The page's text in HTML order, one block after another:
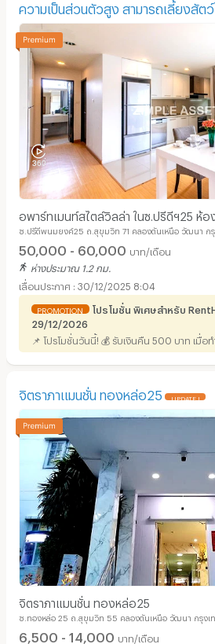
ความเป็นส่วนตัวสูง สามารถเลี้ยงสัตว์
อพาร์ทเมนท์สไตล์วิลล่า ในซ.ปรีดีฯ25 ห้
เป็นส่วนตัวสูง สามารถเลี้ยงสัตว์ได้
ซ.ปรีดีพนมยงค์25 ถ.สุขุมวิท 71 คลองตันเหนือ วัฒนา กรุ
50,000 - 60,000 บาท/เดือน
ห่างประมาณ 1.2 กม.
30/12/2025 8:04
PROMOTION
โปรโมชั่น พิเศษสำหรับ
29/12/2026
📌 โปรโมชั่นวันนี้! 💰 รับเงินคืน 500 บาท เมื่อท
จิตราภาแมนชั่น ทองหล่อ25 UPDATE !
จิตราภาแมนชั่น ทองหล่อ25
ซ.ทองหล่อ 25 ถ.สุขุมวิท 55 คลองตันเหนือ วัฒนา กรุงเ
6,500 - 14,000 บาท/เดือน